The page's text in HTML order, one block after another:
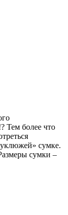
Тем более что
сумке.
сумки –